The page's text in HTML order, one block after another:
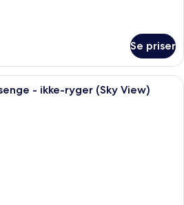
Se priser
Et hotelværelse med to senge, et
- ikke-ryger (Sky View)